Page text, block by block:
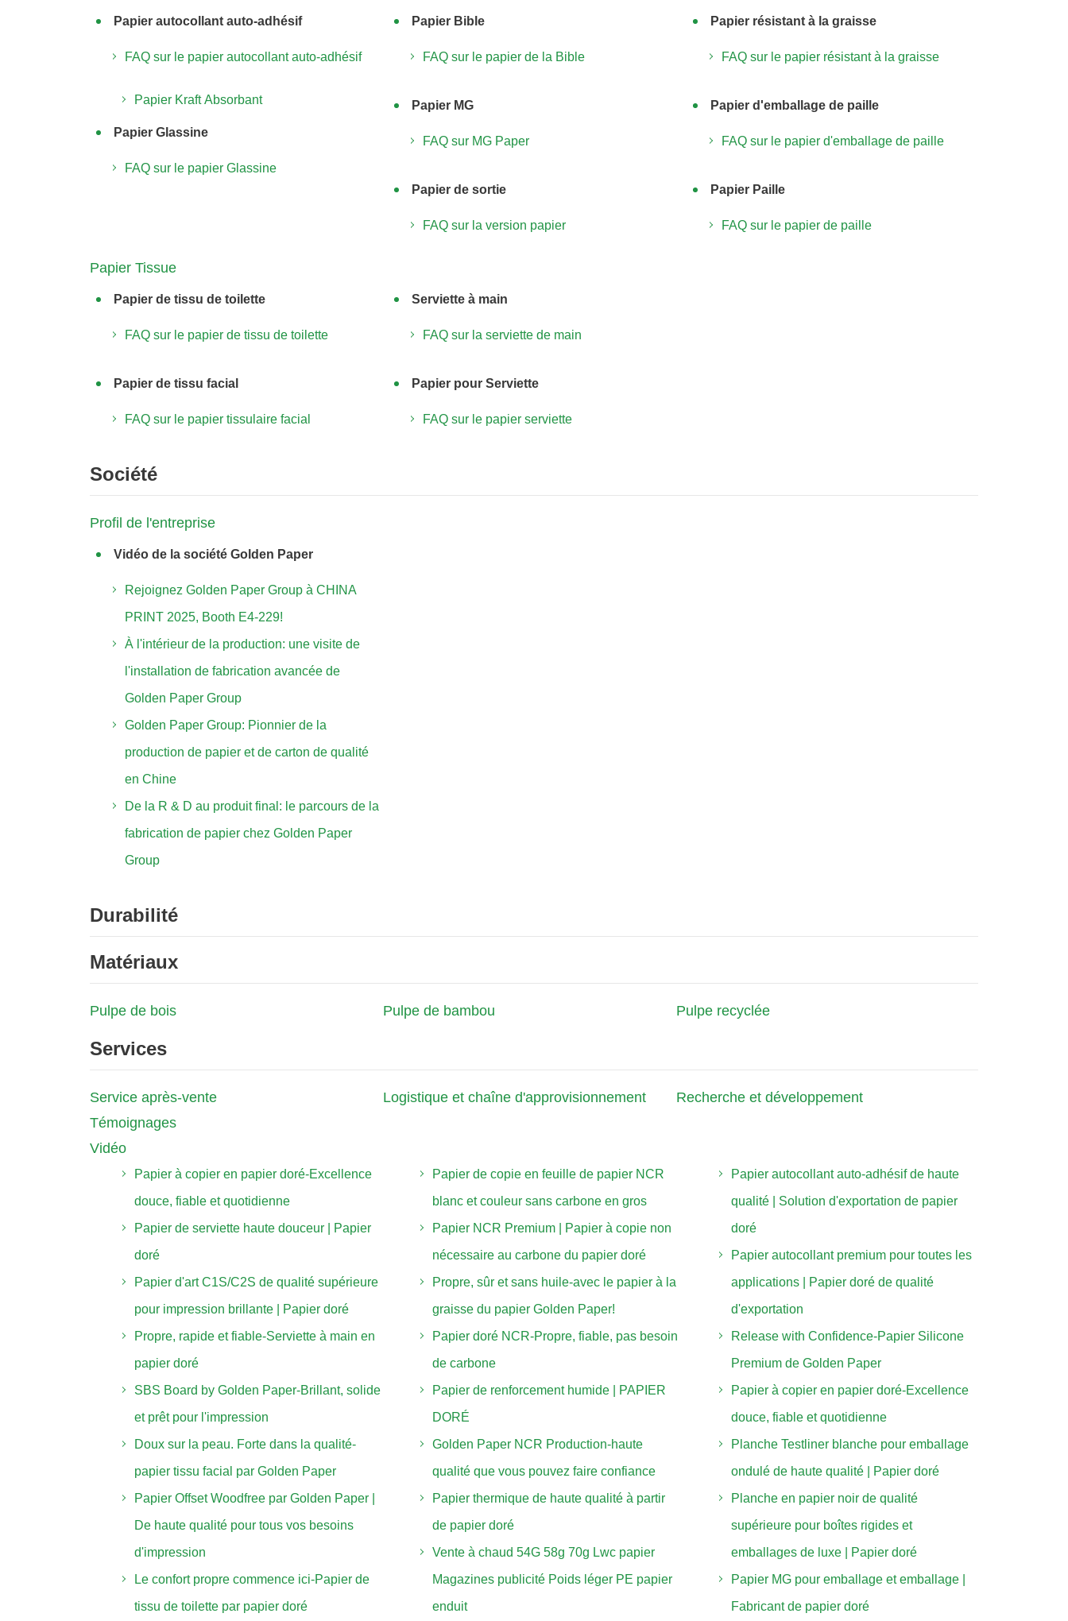
Papier autocollant auto-adhésif
FAQ sur le papier autocollant auto-adhésif
Papier Kraft Absorbant
Papier Glassine
FAQ sur le papier Glassine
Papier Bible
FAQ sur le papier de la Bible
Papier MG
FAQ sur MG Paper
Papier de sortie
FAQ sur la version papier
Papier résistant à la graisse
FAQ sur le papier résistant à la graisse
Papier d'emballage de paille
FAQ sur le papier d'emballage de paille
Papier Paille
FAQ sur le papier de paille
Papier Tissue
Papier de tissu de toilette
FAQ sur le papier de tissu de toilette
Papier de tissu facial
FAQ sur le papier tissulaire facial
Serviette à main
FAQ sur la serviette de main
Papier pour Serviette
FAQ sur le papier serviette
Société
Profil de l'entreprise
Vidéo de la société Golden Paper
Rejoignez Golden Paper Group à CHINA
PRINT 2025, Booth E4-229!
À l'intérieur de la production: une visite de
l'installation de fabrication avancée de
Golden Paper Group
Golden Paper Group: Pionnier de la
production de papier et de carton de qualité
en Chine
De la R & D au produit final: le parcours de la
fabrication de papier chez Golden Paper
Group
Durabilité
Matériaux
Pulpe de bois Pulpe de bambou Pulpe recyclée
Services
Service après-vente Logistique et chaîne d'approvisionnement
Recherche et développement
Témoignages
Vidéo
Papier à copier en papier doré-Excellence
douce, fiable et quotidienne
Papier de serviette haute douceur | Papier
doré
Papier d'art C1S/C2S de qualité supérieure
pour impression brillante | Papier doré
Propre, rapide et fiable-Serviette à main en
papier doré
SBS Board by Golden Paper-Brillant, solide
et prêt pour l'impression
Doux sur la peau. Forte dans la qualité-
papier tissu facial par Golden Paper
Papier Offset Woodfree par Golden Paper |
De haute qualité pour tous vos besoins
d'impression
Le confort propre commence ici-Papier de
tissu de toilette par papier doré
Papier de copie en feuille de papier NCR
blanc et couleur sans carbone en gros
Papier NCR Premium | Papier à copie non
nécessaire au carbone du papier doré
Propre, sûr et sans huile-avec le papier à la
graisse du papier Golden Paper!
Papier doré NCR-Propre, fiable, pas besoin
de carbone
Papier de renforcement humide | PAPIER
DORÉ
Golden Paper NCR Production-haute
qualité que vous pouvez faire confiance
Papier thermique de haute qualité à partir
de papier doré
Vente à chaud 54G 58g 70g Lwc papier
Magazines publicité Poids léger PE papier
enduit
Papier autocollant auto-adhésif de haute
qualité | Solution d'exportation de papier
doré
Papier autocollant premium pour toutes les
applications | Papier doré de qualité
d'exportation
Release with Confidence-Papier Silicone
Premium de Golden Paper
Papier à copier en papier doré-Excellence
douce, fiable et quotidienne
Planche Testliner blanche pour emballage
ondulé de haute qualité | Papier doré
Planche en papier noir de qualité
supérieure pour boîtes rigides et
emballages de luxe | Papier doré
Papier MG pour emballage et emballage |
Fabricant de papier doré